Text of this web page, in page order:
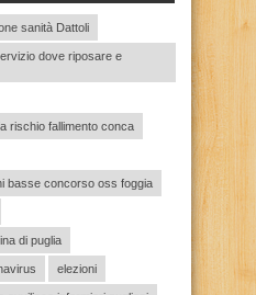
sanità Dattoli
dove riposare e
rischio fallimento conca
basse concorso oss foggia
di puglia
elezioni